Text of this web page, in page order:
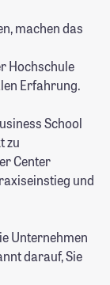
machen das
Hochschule
Erfahrung.
School
zu
Center
und
Unternehmen
darauf, Sie